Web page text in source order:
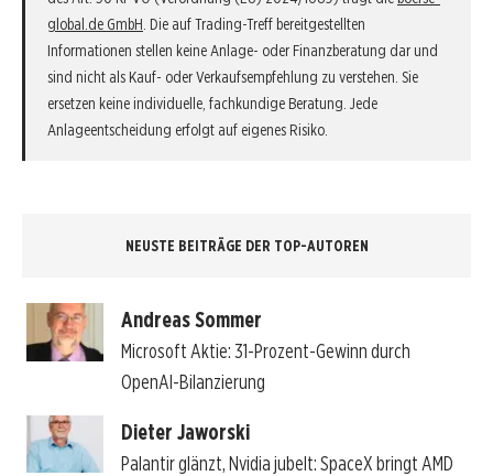
global.de GmbH . Die auf Trading-Treff bereitgestellten
Informationen stellen keine Anlage- oder Finanzberatung dar und
sind nicht als Kauf- oder Verkaufsempfehlung zu verstehen. Sie
ersetzen keine individuelle, fachkundige Beratung. Jede
Anlageentscheidung erfolgt auf eigenes Risiko.
NEUSTE BEITRÄGE DER TOP-AUTOREN
Andreas Sommer
Microsoft Aktie: 31-Prozent-Gewinn durch
OpenAI-Bilanzierung
Dieter Jaworski
Palantir glänzt, Nvidia jubelt: SpaceX bringt AMD